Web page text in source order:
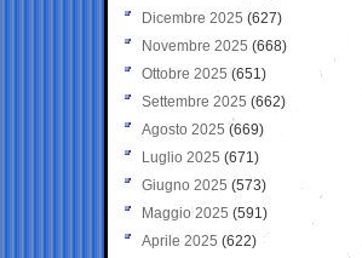
Dicembre 2025 (627)
Novembre 2025 (668)
Ottobre 2025 (651)
Settembre 2025 (662)
Agosto 2025 (669)
Luglio 2025 (671)
Giugno 2025 (573)
Maggio 2025 (591)
Aprile 2025 (622)